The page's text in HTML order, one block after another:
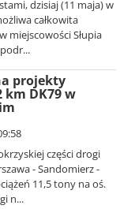
dzisiaj (11 maja) w
całkowita
miejscowości Słupia
projekty
km DK79 w
części drogi
- Sandomierz -
11,5 tony na oś.
n...